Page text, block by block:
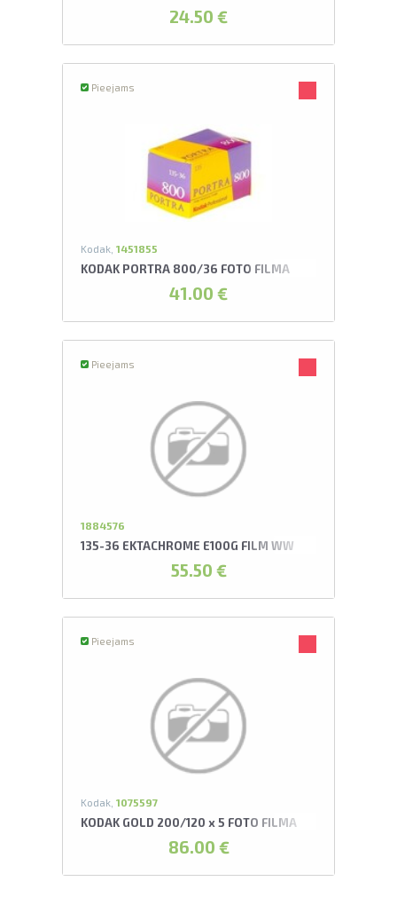
24.50 €
Pieejams
Kodak, 1451855
KODAK PORTRA 800/36 FOTO FILMA
41.00 €
Pieejams
1884576
135-36 EKTACHROME E100G FILM WW
55.50 €
Pieejams
Kodak, 1075597
KODAK GOLD 200/120 x 5 FOTO FILMA
86.00 €